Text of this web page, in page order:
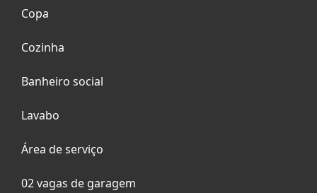
Copa
Cozinha
Banheiro social
Lavabo
Área de serviço
02 vagas de garagem